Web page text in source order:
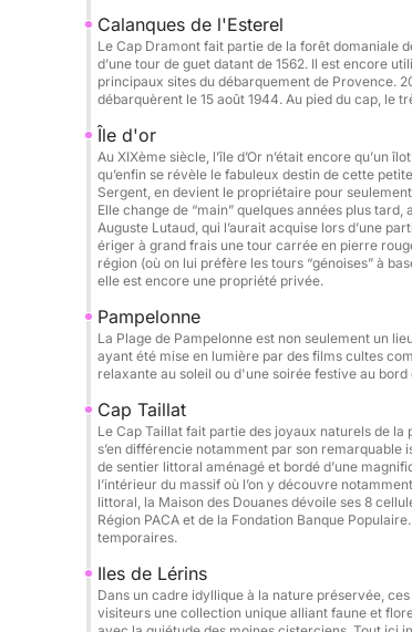
Extras & options (à régler au port) :
Seabob : 80€ / réservation
Wakeboard : 50€ / jour
Donut : 50€ / réservation
Photographe / drone sur demande
Service traiteur / déjeuner à bord :
Serviette de plage : 5€ / jour
Cuisinier : 250€ / jour
Itinéraires possibles :
Cannes & ses eaux cristallines
Saint-Tropez
Criques sauvages de l’Estérel
Corse & Sardaigne sur demande
Parfait pour :
EVJF / EVG • anniversaires • sorties
Nettoyage final (obligatoire) : 250€
Réservez dès maintenant au départ
Calanques de l'Esterel
Le Cap Dramont fait partie de la forêt domaniale
d’une tour de guet datant de 1562. Il est encore
principaux sites du débarquement de Provence.
débarquèrent le 15 août 1944. Au pied du cap, le
Île d'or
Au XIXème siècle, l’île d’Or n’était encore qu’un
qu’enfin se révèle le fabuleux destin de cette
Sergent, en devient le propriétaire pour
Elle change de “main” quelques années plus
Auguste Lutaud, qui l’aurait acquise lors d’une
ériger à grand frais une tour carrée en pierre
région (où on lui préfère les tours “génoises” à
elle est encore une propriété privée.
Pampelonne
La Plage de Pampelonne est non seulement un
ayant été mise en lumière par des films cultes
relaxante au soleil ou d'une soirée festive au
Cap Taillat
Le Cap Taillat fait partie des joyaux naturels de
s’en différencie notamment par son
de sentier littoral aménagé et bordé d’une
l’intérieur du massif où l’on y découvre
littoral, la Maison des Douanes dévoile ses 8
Région PACA et de la Fondation Banque
temporaires.
Iles de Lérins
Dans un cadre idyllique à la nature préservée,
visiteurs une collection unique alliant faune et